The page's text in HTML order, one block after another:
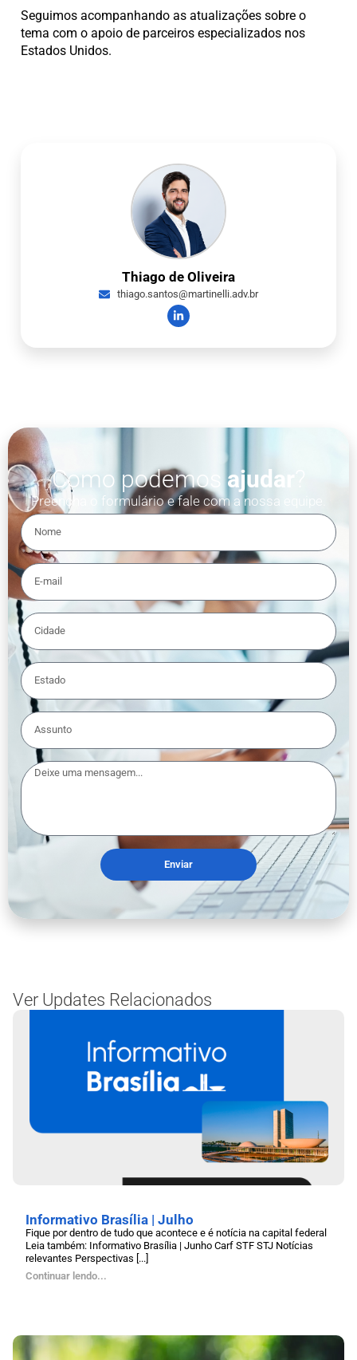
Seguimos acompanhando as atualizações sobre o
tema com o apoio de parceiros especializados nos
Estados Unidos.
Thiago de Oliveira
thiago.santos@martinelli.adv.br
Como podemos ajudar
Preencha o formulário e fale com a nossa equipe.
Enviar
Ver Updates Relacionados
Informativo Brasília | Julho
Fique por dentro de tudo que acontece e é notícia na capital federal
Leia também: Informativo Brasília | Junho Carf STF STJ Notícias
relevantes Perspectivas [...]
Continuar lendo...